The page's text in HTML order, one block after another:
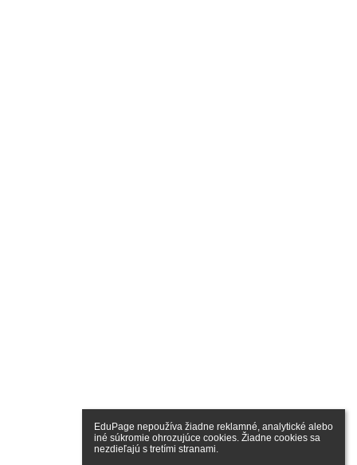
EduPage nepoužíva žiadne reklamné, analytické alebo
iné súkromie ohrozujúce cookies. Žiadne cookies sa
nezdieľajú s tretími stranami.